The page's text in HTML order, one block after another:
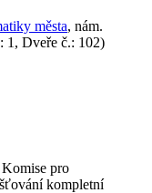
města, nám.
1, Dveře č.: 102)
pro
kompletní